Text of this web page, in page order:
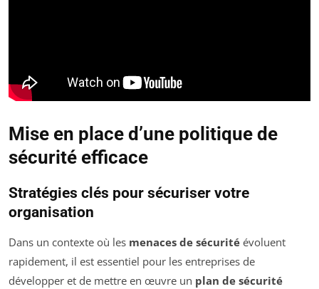
Mise en place d’une politique de
sécurité efficace
Stratégies clés pour sécuriser votre
organisation
Dans un contexte où les menaces de sécurité évoluent
rapidement, il est essentiel pour les entreprises de
développer et de mettre en œuvre un plan de sécurité